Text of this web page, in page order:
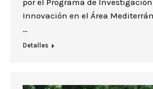
por el Programa de Investigación
Innovación en el Área
…
Detalles